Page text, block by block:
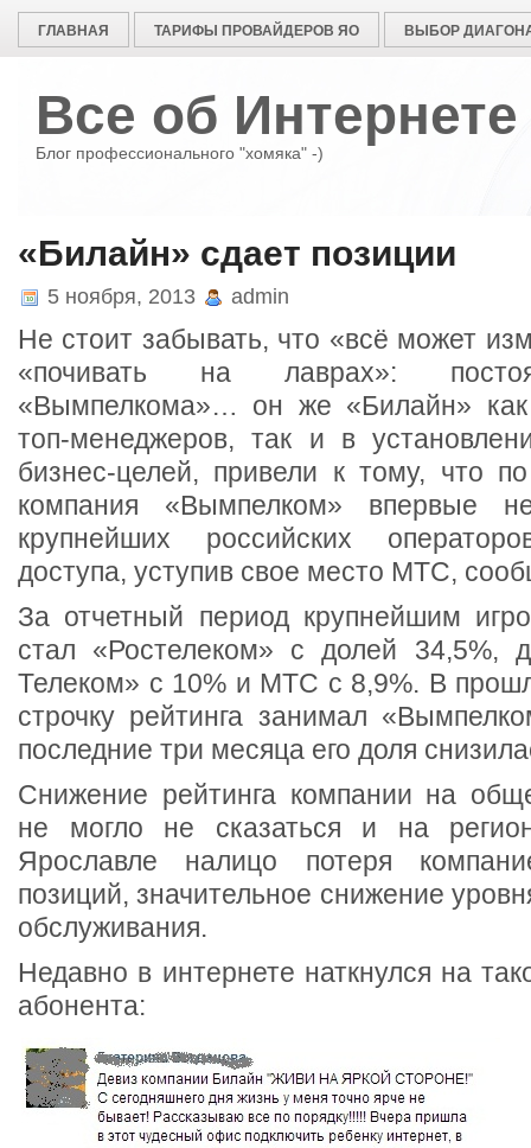
ГЛАВНАЯ ТАРИФЫ ПРОВАЙДЕРОВ ЯО ВЫБОР
Все об Интернете
Блог профессионального "хомяка" -)
«Билайн» сдает позиции
5 ноября, 2013 admin
Не стоит забывать, что «всё может
«почивать на лаврах»:
«Вымпелкома»… он же «Билайн» как
топ-менеджеров, так и в
бизнес-целей, привели к тому, что
компания «Вымпелком» впервые
крупнейших российских
доступа, уступив свое место МТС,
За отчетный период крупнейшим
стал «Ростелеком» с долей 34,5%,
Телеком» с 10% и МТС с 8,9%. В
строчку рейтинга занимал
последние три месяца его доля
Снижение рейтинга компании на
не могло не сказаться и на
Ярославле налицо потеря
позиций, значительное снижение
обслуживания.
Недавно в интернете наткнулся на
абонента: